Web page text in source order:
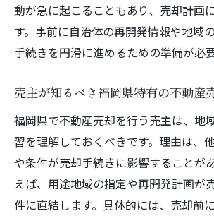
動が急に起こることもあり、売却計画
す。事前に自治体の再開発情報や地域
手続きを円滑に進めるための準備が必要
売主が知るべき福岡県特有の不動産
福岡県で不動産売却を行う売主は、地
習を理解しておくべきです。理由は、
や条件が売却手続きに影響することが
えば、用途地域の指定や再開発計画が
件に直結します。具体的には、売却前